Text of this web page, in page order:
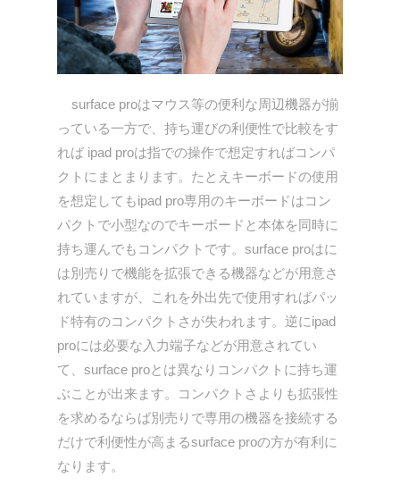
surface proはマウス等の便利な周辺機器が揃
っている一方で、持ち運びの利便性で比較をす
れば ipad proは指での操作で想定すればコンパ
クトにまとまります。たとえキーボードの使用
を想定してもipad pro専用のキーボードはコン
パクトで小型なのでキーボードと本体を同時に
持ち運んでもコンパクトです。surface proはに
は別売りで機能を拡張できる機器などが用意さ
れていますが、これを外出先で使用すればパッ
ド特有のコンパクトさが失われます。逆にipad
proには必要な入力端子などが用意されてい
て、surface proとは異なりコンパクトに持ち運
ぶことが出来ます。コンパクトさよりも拡張性
を求めるならば別売りで専用の機器を接続する
だけで利便性が高まるsurface proの方が有利に
なります。